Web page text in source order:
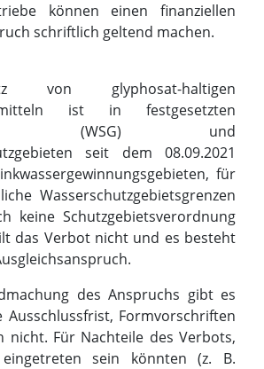
können einen finanziellen
schriftlich geltend machen.
von glyphosat-haltigen
ist in festgesetzten
(WSG) und
seit dem 08.09.2021
für
Wasserschutzgebietsgrenzen
keine Schutzgebietsverordnung
das Verbot nicht und es besteht
des Anspruchs gibt es
Ausschlussfrist, Formvorschriften
nicht. Für Nachteile des Verbots,
sein könnten (z. B.